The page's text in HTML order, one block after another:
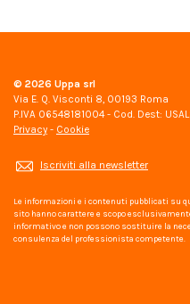
© 2026 Uppa srl
Via E. Q. Visconti 8, 00193 Roma
P.IVA 06548181004 - Cod. Dest:
Privacy - Cookie
Iscriviti alla newsletter
Le informazioni e i contenuti pubblicati su
sito hanno carattere e scopo
informativo e non possono sostituire la
consulenza del professionista competente.